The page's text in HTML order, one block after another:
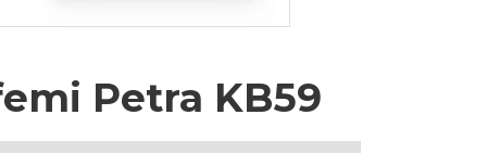
Petra KB59